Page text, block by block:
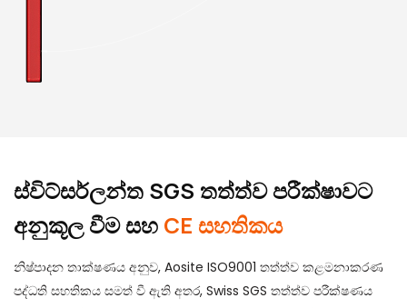
ස්විට්සර්ලන්ත SGS තත්ත්ව පරීක්ෂාවට
අනුකූල වීම සහ CE සහතිකය
නිෂ්පාදන තාක්ෂණය අනුව, Aosite ISO9001 තත්ත්ව කළමනාකරණ
පද්ධති සහතිකය සමත් වී ඇති අතර, Swiss SGS තත්ත්ව පරීක්ෂණය